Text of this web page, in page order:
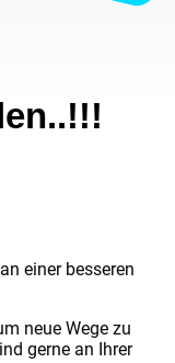
einer besseren
neue Wege zu
gerne an Ihrer